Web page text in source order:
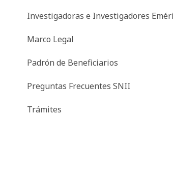
Investigadoras e Investigadores
Marco Legal
Padrón de Beneficiarios
Preguntas Frecuentes SNII
Trámites